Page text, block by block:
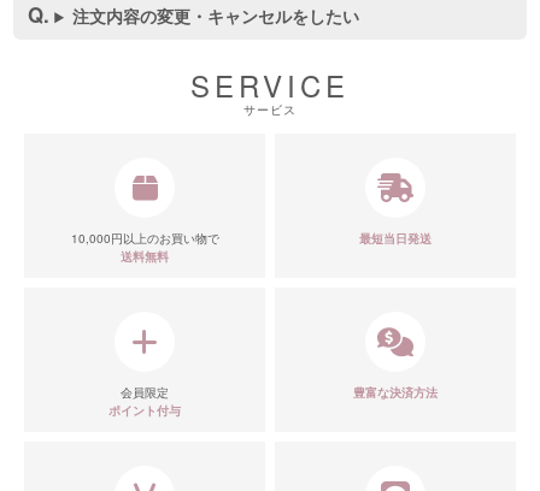
注文内容の変更・キャンセルをしたい
SERVICE
サービス
10,000円以上のお買い物で
送料無料
最短当日発送
会員限定
ポイント付与
豊富な決済方法